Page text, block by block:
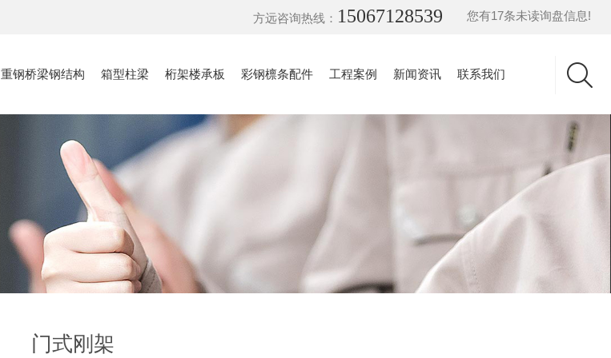
方远咨询热线： 15067128539 您有17条未读询盘信息!
重钢桥梁钢结构 箱型柱梁 桁架楼承板 彩钢檩条配件 工程案例 新闻资讯 联系我们
门式刚架